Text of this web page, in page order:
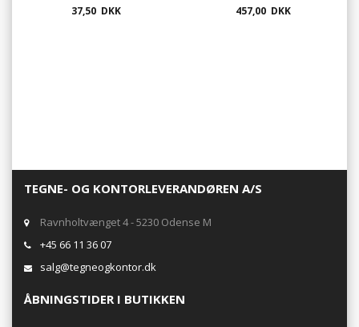
37,50 DKK 457,00 DKK
TEGNE- OG KONTORLEVERANDØREN A/S
Ravnholtvænget 4 - 5230 Odense M
+45 66 11 36 07
salg@tegneogkontor.dk
ÅBNINGSTIDER I BUTIKKEN